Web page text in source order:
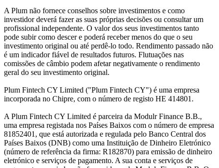
A Plum não fornece conselhos sobre investimentos e como
investidor deverá fazer as suas próprias decisões ou consultar um
profissional independente. O valor dos seus investimentos tanto
pode subir como descer e poderá receber menos do que o seu
investimento original ou até perdê-lo todo. Rendimento passado não
é um indicador fiável de resultados futuros. Flutuações nas
comissões de câmbio podem afetar negativamente o rendimento
geral do seu investimento original.
Plum Fintech CY Limited ("Plum Fintech CY") é uma empresa
incorporada no Chipre, com o número de registo HE 414801.
A Plum Fintech CY Limited é parceira da Modulr Finance B.B.,
uma empresa registada nos Países Baixos com o número de empresa
81852401, que está autorizada e regulada pelo Banco Central dos
Países Baixos (DNB) como uma Instituição de Dinheiro Eletrónico
(número de referência da firma: R182870) para emissão de dinheiro
eletrónico e serviços de pagamento. A sua conta e serviços de